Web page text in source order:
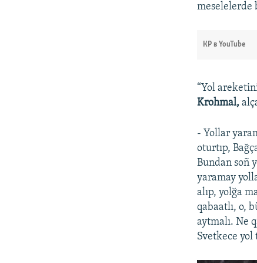
meselelerde
КР в YouTube
“Yol
Krohmal,
- Yollar
oturtıp,
Bundan soñ
yaramay
alıp, yolğa
qabaatlı, o,
aytmalı. Ne
Svetkece